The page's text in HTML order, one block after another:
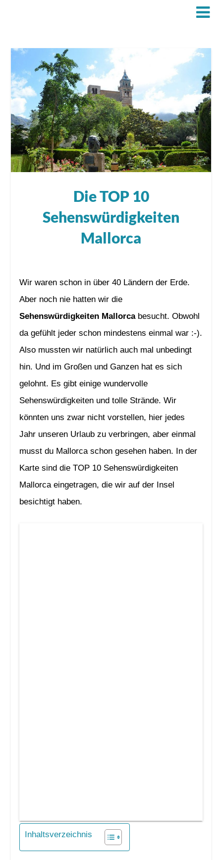
Die TOP 10
Sehenswürdigkeiten
Mallorca
Wir waren schon in über 40 Ländern der Erde.
Aber noch nie hatten wir die
Sehenswürdigkeiten Mallorcabesucht. Obwohl
da gefühlt jeder schon mindestens einmal war :-).
Also mussten wir natürlich auch mal unbedingt
hin. Und im Großen und Ganzen hat es sich
gelohnt. Es gibt einige wundervolle
Sehenswürdigkeiten und tolle Strände. Wir
könnten uns zwar nicht vorstellen, hier jedes
Jahr unseren Urlaub zu verbringen, aber einmal
musst du Mallorca schon gesehen haben. In der
Karte sind die TOP 10 Sehenswürdigkeiten
Mallorca eingetragen, die wir auf der Insel
besichtigt haben.
Inhaltsverzeichnis